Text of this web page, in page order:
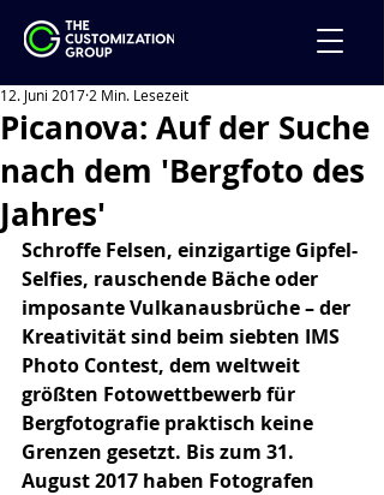
Picanova: Auf der Suche
nach dem 'Bergfoto des
Jahres'
12. Juni 2017 2 Min. Lesezeit
Schroffe Felsen, einzigartige Gipfel-
Selfies, rauschende Bäche oder
imposante Vulkanausbrüche – der
Kreativität sind beim siebten IMS
Photo Contest, dem weltweit
größten Fotowettbewerb für
Bergfotografie praktisch keine
Grenzen gesetzt. Bis zum 31.
August 2017 haben Fotografen